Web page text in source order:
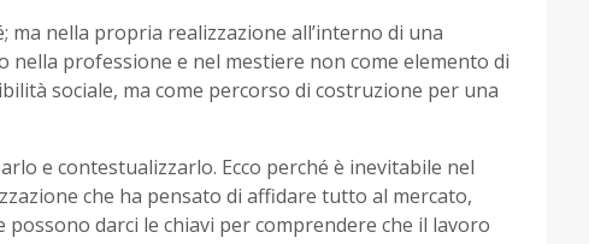
nella propria realizzazione all’interno di una
nella professione e nel mestiere non come elemento di
sociale, ma come percorso di costruzione per una
e contestualizzarlo. Ecco perché è inevitabile nel
che ha pensato di affidare tutto al mercato,
possono darci le chiavi per comprendere che il lavoro